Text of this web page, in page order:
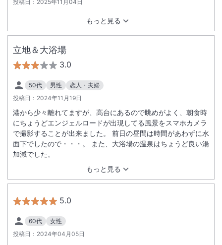
投稿日： 2025年11月04日
もっと見る
立地＆大浴場
3.0
50代 男性
恋人・夫婦
投稿日： 2024年11月19日
もっと見る
港から少々離れてますが、高台にあるので眺めがよく、朝食時
にちょうどエンジェルロードが出現してる風景をスマホカメラ
で撮影することが出来ました。 前日の昼間は時間があわずに水
面下でしたので・・・。 また、大浴場の温泉はちょうど良い湯
加減でした。
5.0
60代
女性
投稿日： 2024年04月05日